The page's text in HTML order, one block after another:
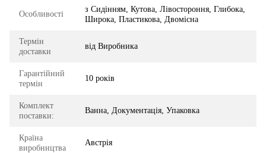
Особливості
з Сидінням, Кутова, Лівостороння, Глибока,
Широка, Пластикова, Двомісна
Термін
доставки
від Виробника
Гарантійний
термін
10 років
Комплект
поставки:
Ванна, Документація, Упаковка
Країна
виробництва
Австрія